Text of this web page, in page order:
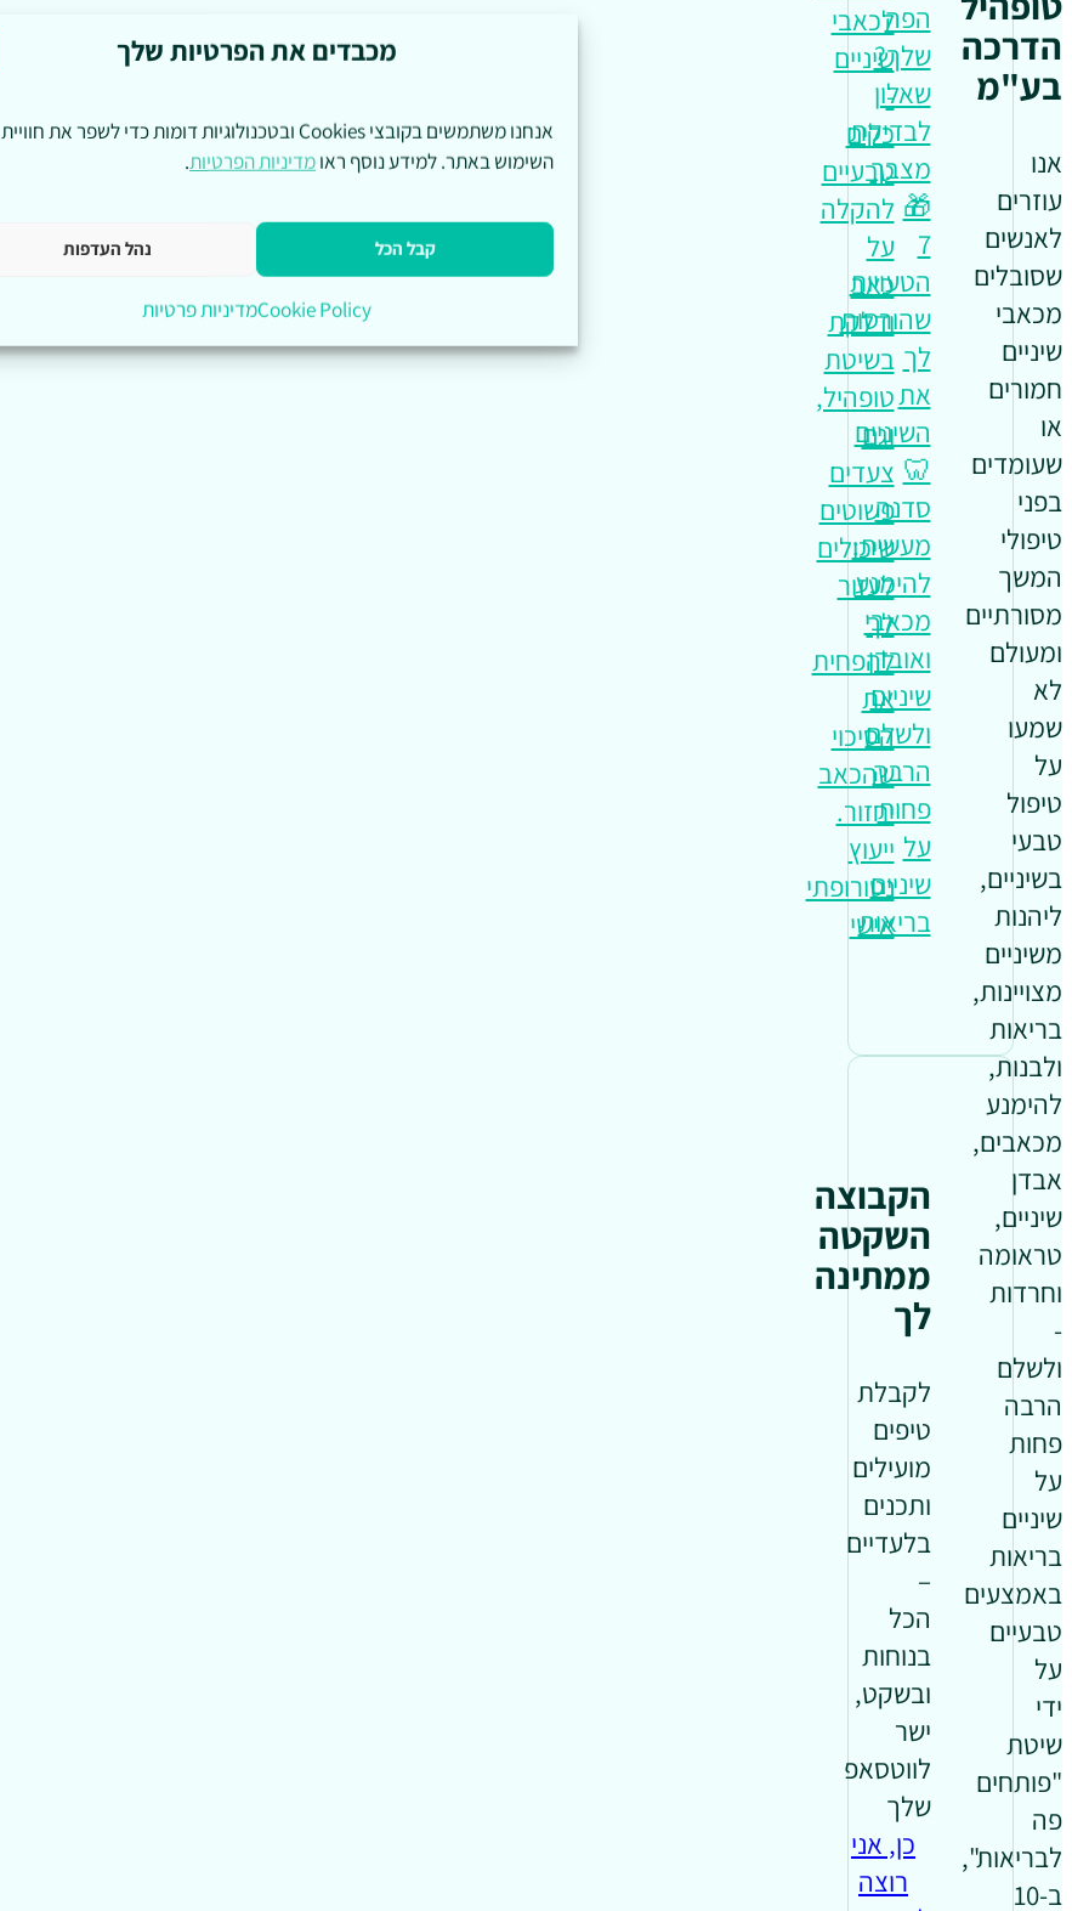
מכבדים את הפרטיות שלך
אנחנו משתמשים בקובצי Cookies ובטכנולוגיות דומות כדי לשפר את חוויית
השימוש באתר. למידע נוסף ראומדיניות הפרטיות.
קבל הכל נהל העדפות
Cookie Policyמדיניות פרטיות
הדרכה
בע"מ
אנו
עוזרים
לאנשים
שסובלים
מכאבי
שיניים
חמורים
או
שעומדים
בפני
טיפולי
המשך
מסורתיים
ומעולם
לא
שמעו
על
טיפול
טבעי
בשיניים,
ליהנות
משיניים
מצויינות,
בריאות
ולבנות,
להימנע
מכאבים,
אבדן
שיניים,
טראומה
וחרדות
-
ולשלם
הרבה
פחות
על
שיניים
בריאות
באמצעים
טבעיים
על
ידי
שיטת
"פותחים
פה
לבריאות",
ב-10
הפה
שלך?
שאלון
לבדיקת
מצבך
🎁
7
הטעויות
שהורסות
לך
את
השיניים
🦷
סדנה
מעשית:
להימנע
מכאבי
ואובדן
שיניים
ולשלם
הרבה
פחות
על
שיניים
בריאות
לכאבי
שיניים
-
כלים
טבעיים
להקלה
על
כאב
ודלקת
בשיטת
טופהיל,
וגם
צעדים
פשוטים
שיכולים
לעזור
לך
להפחית
את
הסיכוי
שהכאב
יחזור.
ייעוץ
נטורופתי
אישי
הקבוצה
השקטה
ממתינה
לך
לקבלת
טיפים
מועילים
ותכנים
בלעדיים
–
הכל
בנוחות
ובשקט,
ישר
לווטסאפ
שלך
כן, אני
רוצה